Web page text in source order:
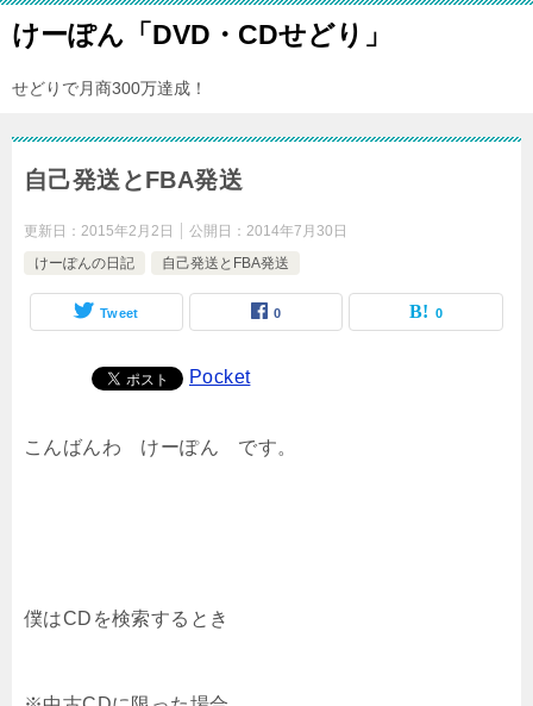
けーぽん「DVD・CDせどり」
せどりで月商300万達成！
自己発送とFBA発送
更新日： 2015年2月2日 公開日： 2014年7月30日
けーぽんの日記
自己発送とFBA発送
Tweet 0 0
Pocket
こんばんわ けーぽん です。
僕はCDを検索するとき